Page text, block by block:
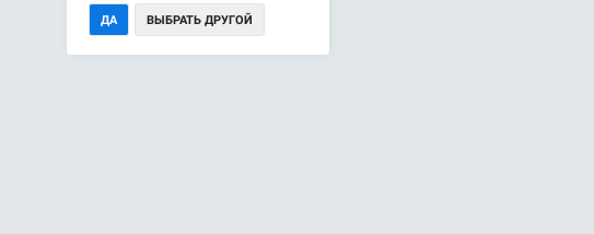
ПРОМОКОДЫ СЕРИАЛЫ
ДА ВЫБРАТЬ ДРУГОЙ